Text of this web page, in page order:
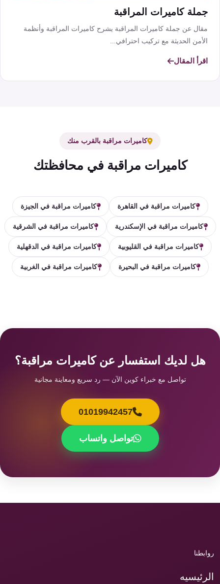
جملة كاميرات المراقبة
مقال عن جملة كاميرات المراقبة يشرح كاميرات المراقبة وأنظمة
الأمن الحديثة مع تركيب احترافي...
اقرأ المقال
كاميرات مراقبة بالقرب منك
كاميرات مراقبة في محافظتك
كاميرات مراقبة في القاهرة كاميرات مراقبة في الجيزة
كاميرات مراقبة في الإسكندرية كاميرات مراقبة في الشرقية
كاميرات مراقبة في القليوبية كاميرات مراقبة في الدقهلية
كاميرات مراقبة في البحيرة كاميرات مراقبة في الغربية
هل لديك استفسار عن كاميرات مراقبة؟
تواصل مع خبراء كوين الآن — رد سريع ومعاينة مجانية
01019942457
تواصل واتساب
روابطنا
الرئيسيه